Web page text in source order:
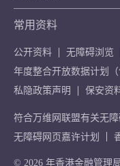
常用资料
公开资料
无障碍浏览
年度整合开放数据计划（
私隐政策声明
保安资
符合万维网联盟有关无
无障碍网页嘉许计划
© 2026 年香港金融管理